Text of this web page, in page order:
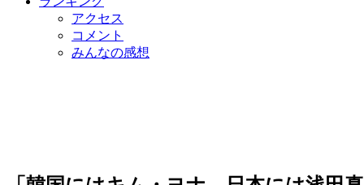
アクセス
コメント
みんなの感想